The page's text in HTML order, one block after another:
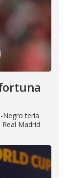
Negro teria
Madrid